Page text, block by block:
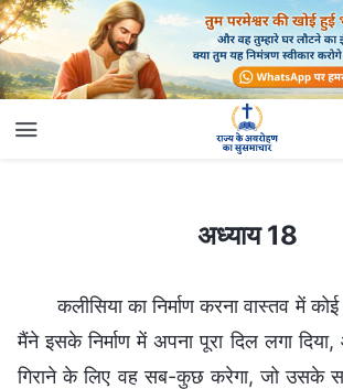
अध्याय 18
कलीसिया का निर्माण करना वास्तव में
मैंने इसके निर्माण में अपना पूरा दिल लगा
गिराने के लिए वह सब-कुछ करेगा, जो उसके